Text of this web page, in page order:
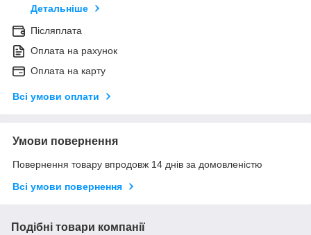
Детальніше
Післяплата
Оплата на рахунок
Оплата на карту
Всі умови оплати
Умови повернення
Повернення товару впродовж 14 днів за домовленістю
Всі умови повернення
Подібні товари компанії